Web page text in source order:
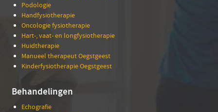
Podologie
Handfysiotherapie
Oncologie fysiotherapie
Hart-, vaat- en longfysiotherapie
Huidtherapie
Manueel therapeut Oegstgeest
Kinderfysiotherapie Oegstgeest
Behandelingen
Echografie